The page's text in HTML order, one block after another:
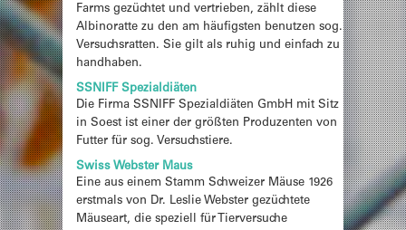
Farms gezüchtet und vertrieben, zählt diese
Albinoratte zu den am häufigsten benutzen sog.
Versuchsratten. Sie gilt als ruhig und einfach zu
handhaben.
SSNIFF Spezialdiäten
Die Firma SSNIFF Spezialdiäten GmbH mit Sitz
in Soest ist einer der größten Produzenten von
Futter für sog. Versuchstiere.
Swiss Webster Maus
Eine aus einem Stamm Schweizer Mäuse 1926
erstmals von Dr. Leslie Webster gezüchtete
Mäuseart, die speziell für Tierversuche